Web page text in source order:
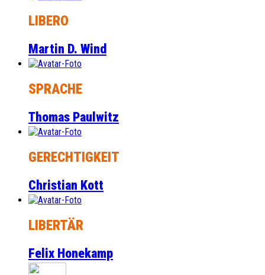
LIBERO
Martin D. Wind
SPRACHE
Thomas Paulwitz
GERECHTIGKEIT
Christian Kott
LIBERTÄR
Felix Honekamp